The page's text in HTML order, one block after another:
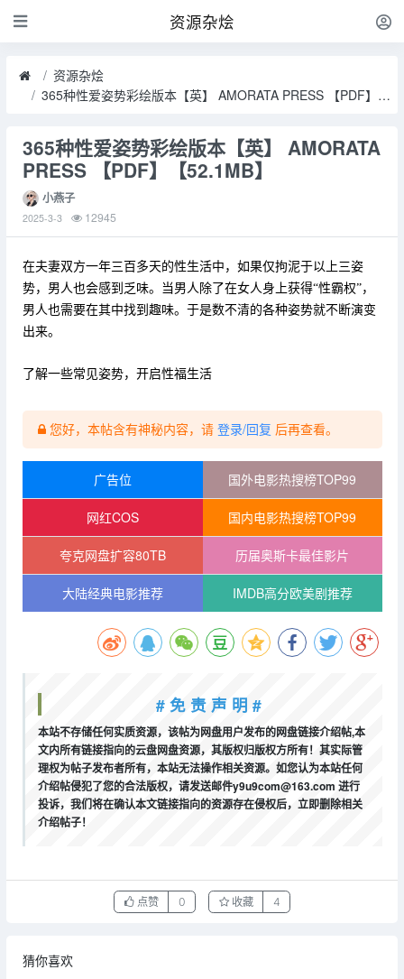
资源杂烩
资源杂烩
365种性爱姿势彩绘版本【英】 AMORATA PRESS 【PDF】【52.1MB】
365种性爱姿势彩绘版本【英】 AMORATA
PRESS 【PDF】【52.1MB】
小燕子
2025-3-3 12945
在夫妻双方一年三百多天的性生活中，如果仅拘泥于以上三姿
势，男人也会感到乏味。当男人除了在女人身上获得“性霸权”，
男人也需要在其中找到趣味。于是数不清的各种姿势就不断演变
出来。
了解一些常见姿势，开启性福生活
您好，本帖含有神秘内容，请 登录/回复 后再查看。
广告位 国外电影热搜榜TOP99
网红COS 国内电影热搜榜TOP99
夸克网盘扩容80TB 历届奥斯卡最佳影片
大陆经典电影推荐 IMDB高分欧美剧推荐
# 免 责 声 明 #
本站不存储任何实质资源，该帖为网盘用户发布的网盘链接介绍帖,本
文内所有链接指向的云盘网盘资源，其版权归版权方所有！其实际管
理权为帖子发布者所有，本站无法操作相关资源。如您认为本站任何
介绍帖侵犯了您的合法版权，请发送邮件y9u9com@163.com 进行
投诉，我们将在确认本文链接指向的资源存在侵权后，立即删除相关
介绍帖子！
点赞 0 收藏 4
猜你喜欢